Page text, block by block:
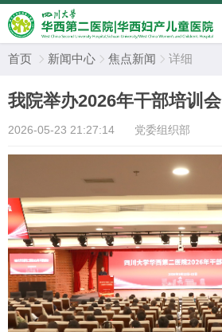
首页  新闻中心  焦点新闻  详细
我院举办2026年干部培训会
2026-05-23 21:27:14 党委组织部